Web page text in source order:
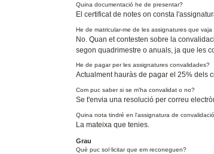
Quina documentació he de presentar?
El certificat de notes on consta
He de matricular-me de les assignatures que
No. Quan et contesten sobre la
segon quadrimestre o anuals, ja que les
He de pagar per les assignatures convalidades?
Actualment hauràs de pagar el 25% dels
Com puc saber si se m'ha convalidat o no?
Se t'envia una resolució per correu
Quina nota tindré en l'assignatura de
La mateixa que tenies.
Grau
Què puc sol·licitar que em reconeguen?